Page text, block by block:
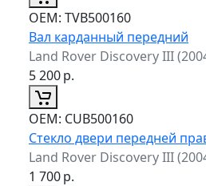
ОЕМ: TVB500160
Вал карданный передний
Land Rover Discovery III
5 200р.
ОЕМ: CUB500160
Стекло двери передней
Land Rover Discovery III
1 700р.